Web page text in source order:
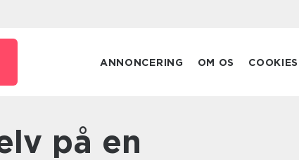
ANNONCERING OM OS COOKIES